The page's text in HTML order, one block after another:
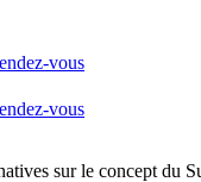
vous
vous
sur le concept du